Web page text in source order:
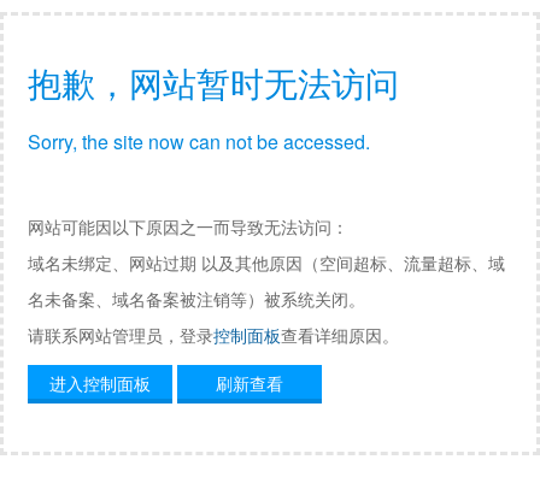
抱歉，网站暂时无法访问
Sorry, the site now can not be accessed.
网站可能因以下原因之一而导致无法访问：
域名未绑定、网站过期 以及其他原因（空间超标、流量超标、域
名未备案、域名备案被注销等）被系统关闭。
请联系网站管理员，登录控制面板查看详细原因。
进入控制面板
刷新查看